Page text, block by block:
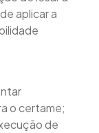
aplicar a
o certame;
de